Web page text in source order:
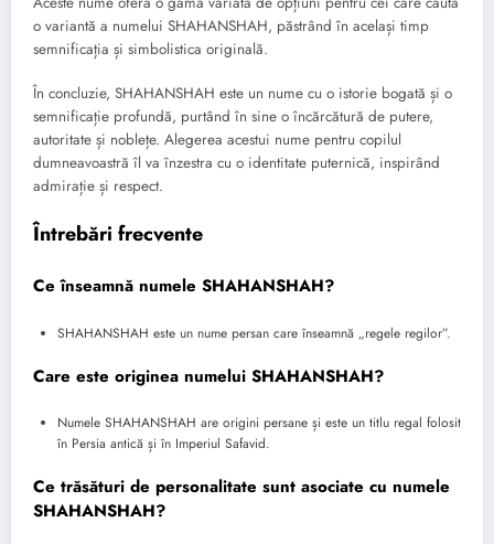
o variantă a numelui SHAHANSHAH, păstrând în același timp
semnificația și simbolistica originală.
În concluzie, SHAHANSHAH este un nume cu o istorie bogată și o
semnificație profundă, purtând în sine o încărcătură de putere,
autoritate și noblețe. Alegerea acestui nume pentru copilul
dumneavoastră îl va înzestra cu o identitate puternică, inspirând
admirație și respect.
Întrebări frecvente
Ce înseamnă numele SHAHANSHAH?
SHAHANSHAH este un nume persan care înseamnă „regele regilor”.
Care este originea numelui SHAHANSHAH?
Numele SHAHANSHAH are origini persane și este un titlu regal folosit
în Persia antică și în Imperiul Safavid.
Ce trăsături de personalitate sunt asociate cu numele
SHAHANSHAH?